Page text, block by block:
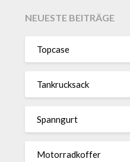
NEUESTE BEITRÄGE
Topcase
Tan­kruck­sack
Spann­gurt
Motor­rad­koffer